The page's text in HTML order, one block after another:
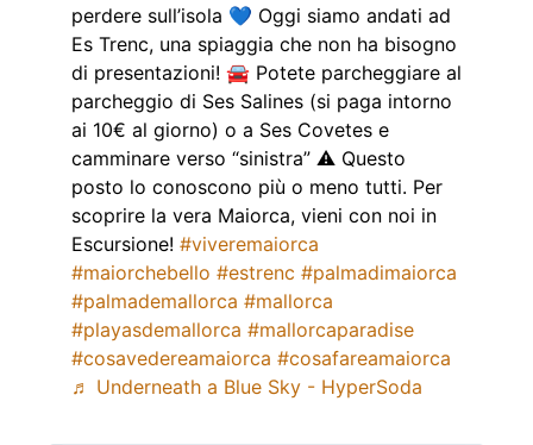
perdere sull’isola 💙 Oggi siamo andati ad
Es Trenc, una spiaggia che non ha bisogno
di presentazioni! 🚘 Potete parcheggiare al
parcheggio di Ses Salines (si paga intorno
ai 10€ al giorno) o a Ses Covetes e
camminare verso “sinistra” ⚠️ Questo
posto lo conoscono più o meno tutti. Per
scoprire la vera Maiorca, vieni con noi in
Escursione! #viveremaiorca
#maiorchebello #estrenc #palmadimaiorca
#palmademallorca #mallorca
#playasdemallorca #mallorcaparadise
#cosavedereamaiorca #cosafareamaiorca
♬ Underneath a Blue Sky - HyperSoda